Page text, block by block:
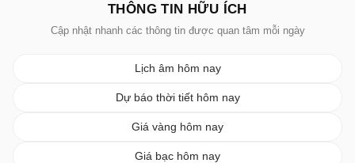
THÔNG TIN HỮU ÍCH
Cập nhật nhanh các thông tin được quan tâm mỗi ngày
Lịch âm hôm nay
Dự báo thời tiết hôm nay
Giá vàng hôm nay
Giá bạc hôm nay